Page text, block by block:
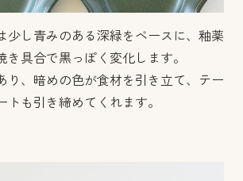
少し青みのある深緑をベースに、釉薬
き具合で黒っぽく変化します。
り、暗めの色が食材を引き立て、テー
トも引き締めてくれます。